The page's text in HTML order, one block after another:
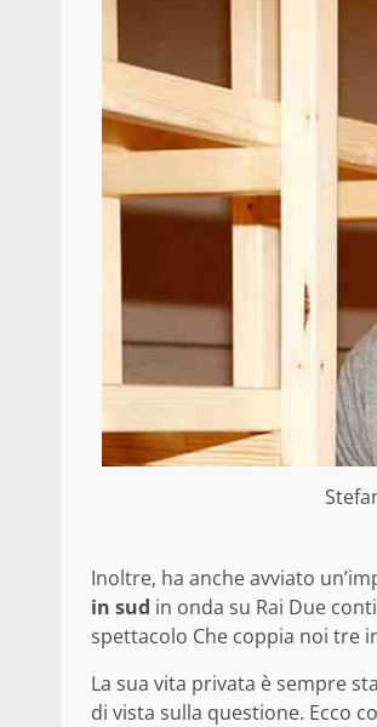
Inoltre, ha anche avviato
in sud in onda su Rai Due
spettacolo Che coppia noi tre
La sua vita privata è sempre
di vista sulla questione. Ecco